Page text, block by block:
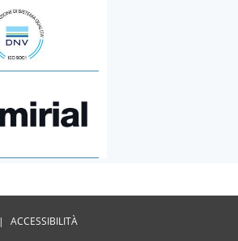
| ACCESSIBILITÀ